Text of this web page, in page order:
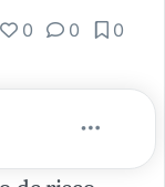
0 0 0
na
pela